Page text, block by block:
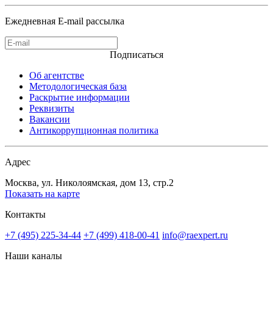
Ежедневная E-mail рассылка
Подписаться
Об агентстве
Методологическая база
Раскрытие информации
Реквизиты
Вакансии
Антикоррупционная политика
Адрес
Москва, ул. Николоямская, дом 13, стр.2
Показать на карте
Контакты
+7 (495) 225-34-44 +7 (499) 418-00-41 info@raexpert.ru
Наши каналы